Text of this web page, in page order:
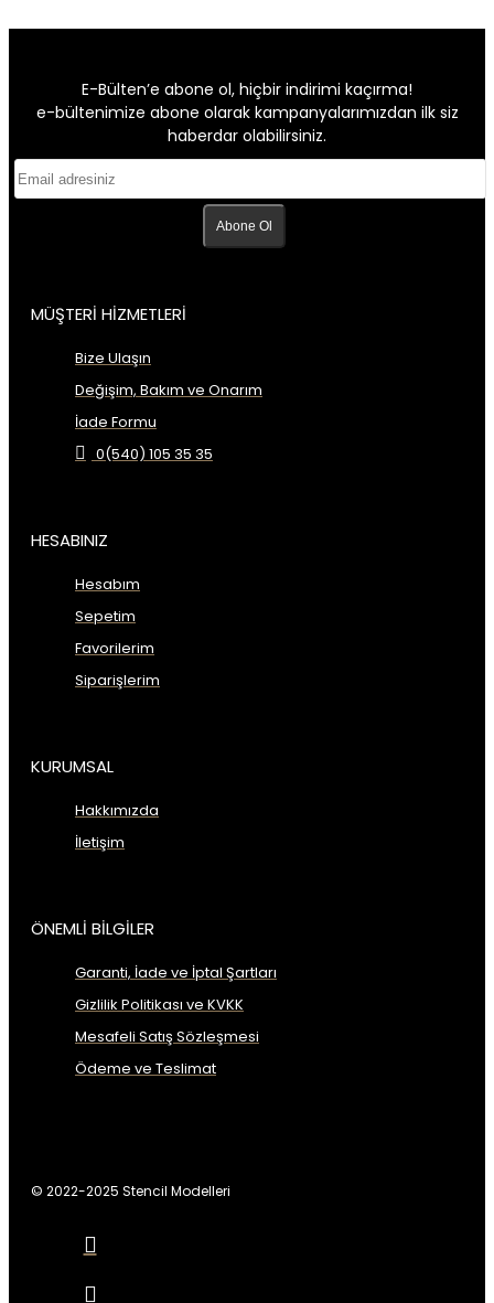
E-Bülten’e abone ol, hiçbir indirimi kaçırma!
e-bültenimize abone olarak kampanyalarımızdan ilk siz
haberdar olabilirsiniz.
Abone Ol
MÜŞTERİ HİZMETLERİ
Bize Ulaşın
Değişim, Bakım ve Onarım
İade Formu
0(540) 105 35 35
HESABINIZ
Hesabım
Sepetim
Favorilerim
Siparişlerim
KURUMSAL
Hakkımızda
İletişim
ÖNEMLİ BİLGİLER
Garanti, İade ve İptal Şartları
Gizlilik Politikası ve KVKK
Mesafeli Satış Sözleşmesi
Ödeme ve Teslimat
© 2022-2025 Stencil Modelleri